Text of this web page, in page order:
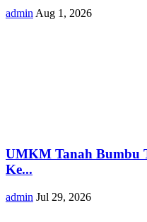
admin Aug 1, 2026
UMKM Tanah Bumbu
Ke...
admin Jul 29, 2026